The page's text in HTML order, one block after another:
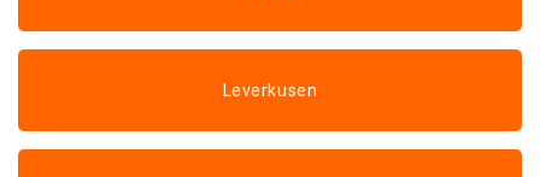
Leverkusen